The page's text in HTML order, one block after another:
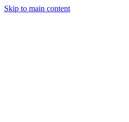
Skip to main content